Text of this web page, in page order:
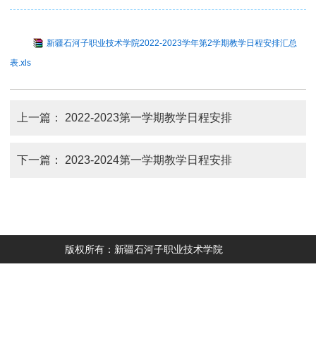
新疆石河子职业技术学院2022-2023学年第2学期教学日程安排汇总
表.xls
上一篇： 2022-2023第一学期教学日程安排
下一篇： 2023-2024第一学期教学日程安排
版权所有：新疆石河子职业技术学院